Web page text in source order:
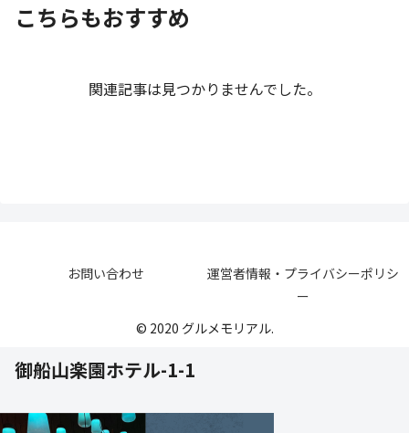
こちらもおすすめ
関連記事は見つかりませんでした。
お問い合わせ
運営者情報・プライバシーポリシ
ー
© 2020 グルメモリアル.
御船山楽園ホテル-1-1